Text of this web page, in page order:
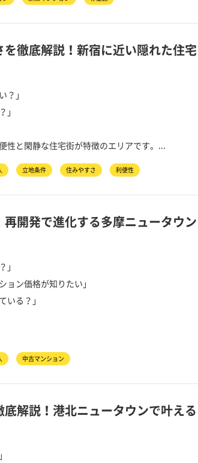
徹底解説！新宿に近い隠れた住宅
？」
」
性と閑静な住宅街が特徴のエリアです。...
立地条件 住みやすさ 利便性
開発で進化する多摩ニュータウン
」
ョン価格が知りたい」
いる？」
中古マンション
解説！港北ニュータウンで叶える